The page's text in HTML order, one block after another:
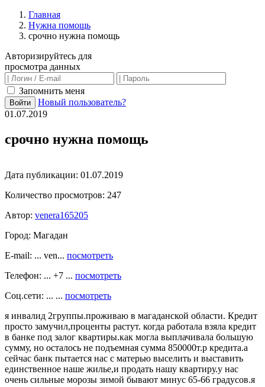
Главная
Нужна помощь
срочно нужна помощь
Авторизируйтесь для
просмотра данных
Запомнить меня
Войти
Новый пользователь?
01.07.2019
срочно нужна помощь
Дата публикации: 01.07.2019
Количество просмотров: 247
Автор: venera165205
Город: Магадан
E-mail: ... ven... посмотреть
Телефон: ... +7 ... посмотреть
Соц.сети: ... ... посмотреть
я инвалид 2группы.проживаю в магаданской области. Кредит
просто замучил,проценты растут. когда работала взяла кредит
в банке под залог квартиры.как могла выплачивала большую
сумму, но осталось не подъемная сумма 850000т.р кредита.а
сейчас банк пытается нас с матерью выселить и выставить
единственное наше жилье,и продать нашу квартиру.у нас
очень сильные морозы зимой бывают минус 65-66 градусов.я